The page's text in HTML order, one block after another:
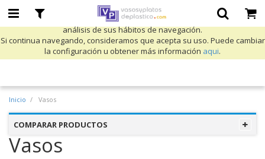
Utilizamos cookies propias y de terceros para mejorar nuestros servicios
y mostrarle publicidad relacionada con sus preferencias mediante el
análisis de sus hábitos de navegación.
Si continua navegando, consideramos que acepta su uso. Puede cambiar
la configuración u obtener más información aqui.
Inicio Vasos
COMPARAR PRODUCTOS
Vasos